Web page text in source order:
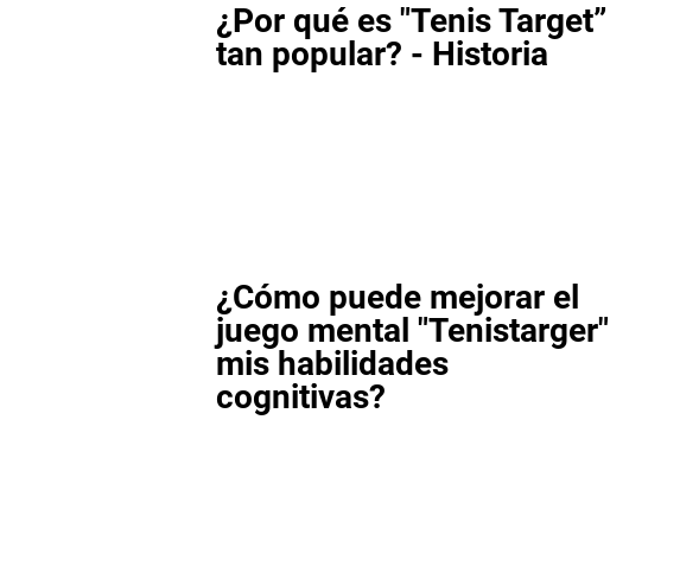
¿Por qué es "Tenis Target”
tan popular? - Historia
¿Cómo puede mejorar el
juego mental "Tenistarger"
mis habilidades
cognitivas?